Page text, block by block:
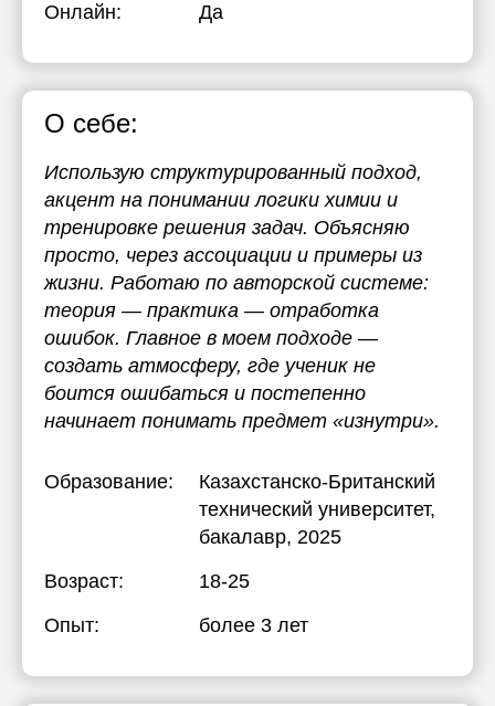
Онлайн: Да
О себе:
Использую структурированный подход,
акцент на понимании логики химии и
тренировке решения задач. Объясняю
просто, через ассоциации и примеры из
жизни. Работаю по авторской системе:
теория — практика — отработка
ошибок. Главное в моем подходе —
создать атмосферу, где ученик не
боится ошибаться и постепенно
начинает понимать предмет «изнутри».
Образование:
Казахстанско-Британский
технический университет,
бакалавр, 2025
Возраст:
18-25
Опыт:
более 3 лет